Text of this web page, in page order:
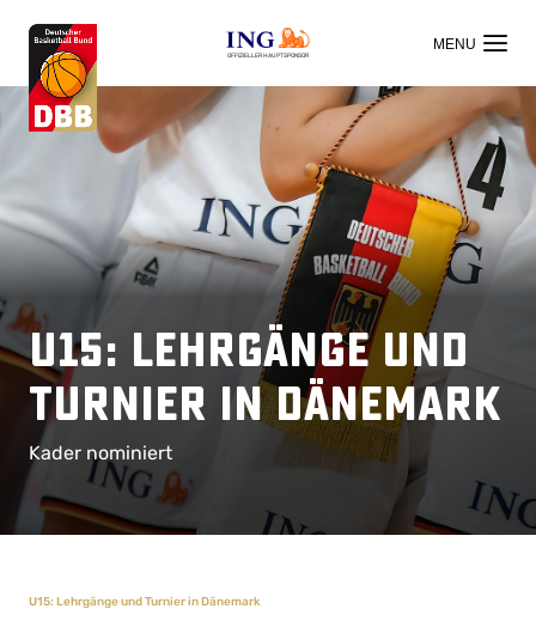
OFFIZIELLER HAUPTSPONSOR
U15: Lehrgänge und
Turnier in Dänemark
Kader nominiert
U15: Lehrgänge und Turnier in Dänemark